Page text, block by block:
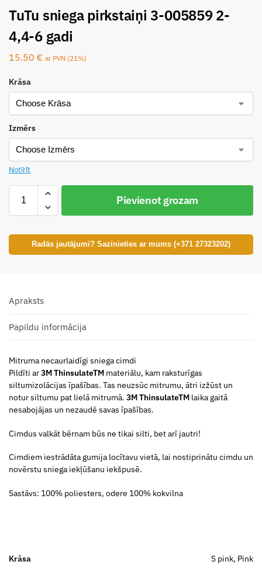
TuTu sniega pirkstaiņi 3-005859 2-
4,4-6 gadi
15.50 € ar PVN (21%)
Krāsa
Izmērs
Notīrīt
Pievienot grozam
Radās jautājumi? Sazinieties ar mums (+371 27323202)
Apraksts
Papildu informācija
Mitruma necaurlaidīgi sniega cimdi
Pildīti ar3M ThinsulateTM materiālu, kam raksturīgas
siltumizolācijas īpašības. Tas neuzsūc mitrumu, ātri izžūst un
notur siltumu pat lielā mitrumā. 3M ThinsulateTM laika gaitā
nesabojājas un nezaudē savas īpašības.
Cimdus valkāt bērnam būs ne tikai silti, bet arī jautri!
Cimdiem iestrādāta gumija locītavu vietā, lai nostiprinātu cimdu un
novērstu sniega iekļūšanu iekšpusē.
Sastāvs: 100% poliesters, odere 100% kokvilna
Krāsa S pink, Pink